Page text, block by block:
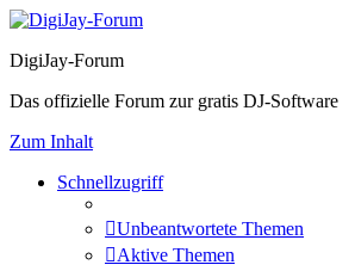
DigiJay-Forum
Das offizielle Forum zur gratis DJ-Software
Zum Inhalt
Schnellzugriff
Unbeantwortete Themen
Aktive Themen